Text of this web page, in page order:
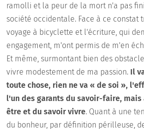
ramolli et la peur de la mort n'a pas
société occidentale. Face à ce constat
voyage à bicyclette et l'écriture, qui
engagement, m'ont permis de m'en
Et même, surmontant bien des
vivre modestement de ma passion. Il
toute chose, rien ne va « de soi »,
l'un des garants du savoir-faire, mais
être et du savoir vivre. Quant à une
du bonheur, par définition périlleuse,